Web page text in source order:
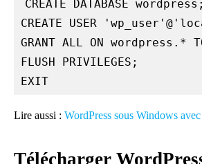
CREATE DATABASE wordpress;
CREATE USER
GRANT ALL ON wordpress.*
FLUSH PRIVILEGES;
EXIT
Lire aussi : WordPress sous Windows
Télécharger